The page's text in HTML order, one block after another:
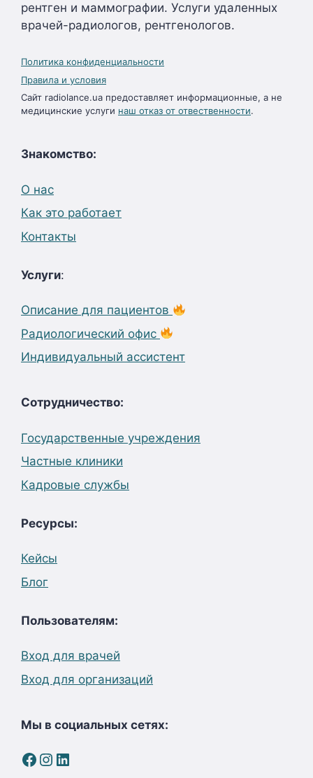
рентген и маммографии. Услуги удаленных
врачей-радиологов, рентгенологов.
Политика конфиденциальности
Правила и условия
Сайт radiolance.ua предоставляет информационные, а не
медицинские услуги наш отказ от отвественности.
Знакомство:
О нас
Как это работает
Контакты
Услуги:
Описание для пациентов
Радиологический офис
Индивидуальный ассистент
Сотрудничество:
Государственные учреждения
Частные клиники
Кадровые службы
Ресурсы:
Кейсы
Блог
Пользователям:
Вход для врачей
Вход для организаций
Мы в социальных сетях:
Facebook
Instagram
LinkedIn